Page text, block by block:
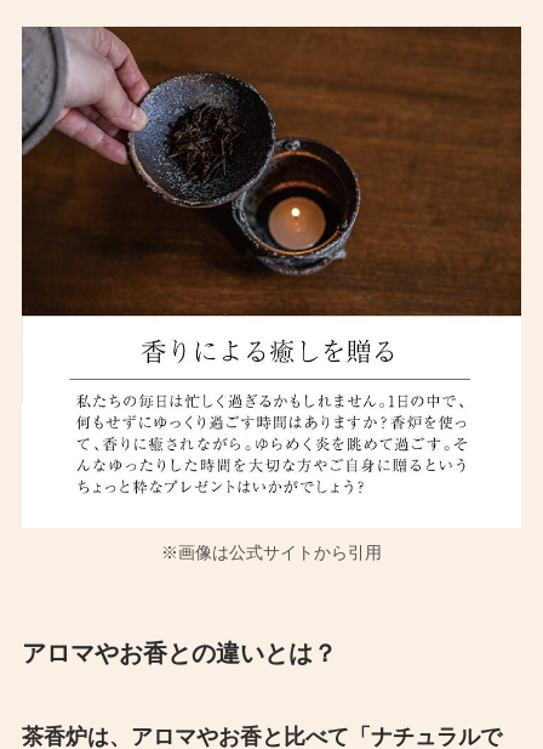
※画像は公式サイトから引用
アロマやお香との違いとは？
茶香炉は、アロマやお香と比べて「ナチュラルで